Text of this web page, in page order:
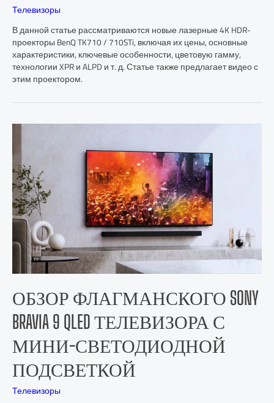
Телевизоры
В данной статье рассматриваются новые лазерные 4K HDR-
проекторы BenQ TK710 / 710STi, включая их цены, основные
характеристики, ключевые особенности, цветовую гамму,
технологии XPR и ALPD и т. д. Статье также предлагает видео с
этим проектором.
ОБЗОР ФЛАГМАНСКОГО SONY
BRAVIA 9 QLED ТЕЛЕВИЗОРА С
МИНИ-СВЕТОДИОДНОЙ
ПОДСВЕТКОЙ
Телевизоры